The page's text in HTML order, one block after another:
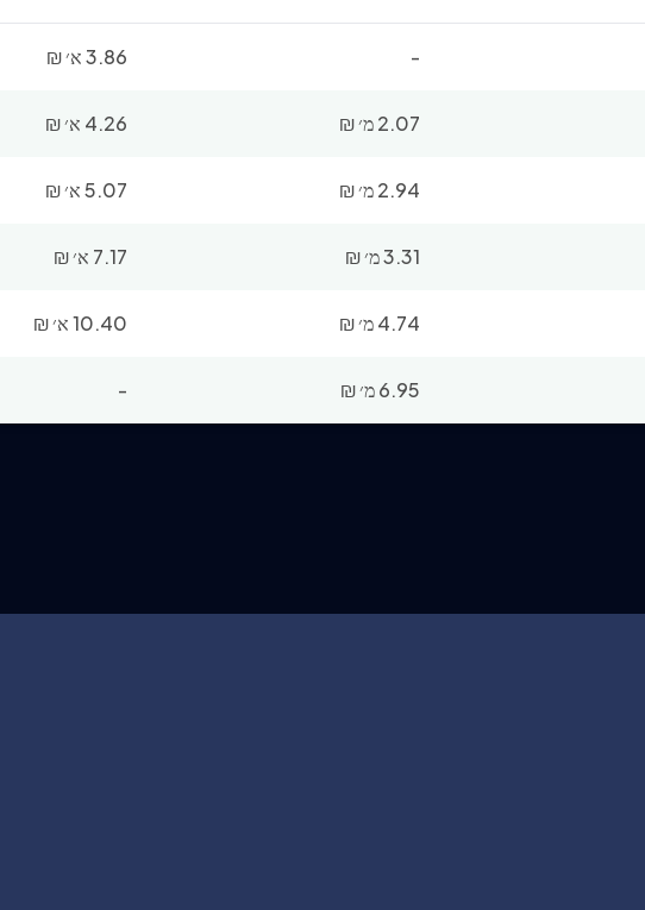
- 3.86 א׳ ₪
2.07 מ׳ ₪ 4.26 א׳ ₪
2.94 מ׳ ₪ 5.07 א׳ ₪
3.31 מ׳ ₪ 7.17 א׳ ₪
4.74 מ׳ ₪ 10.40 א׳ ₪
6.95 מ׳ ₪
-